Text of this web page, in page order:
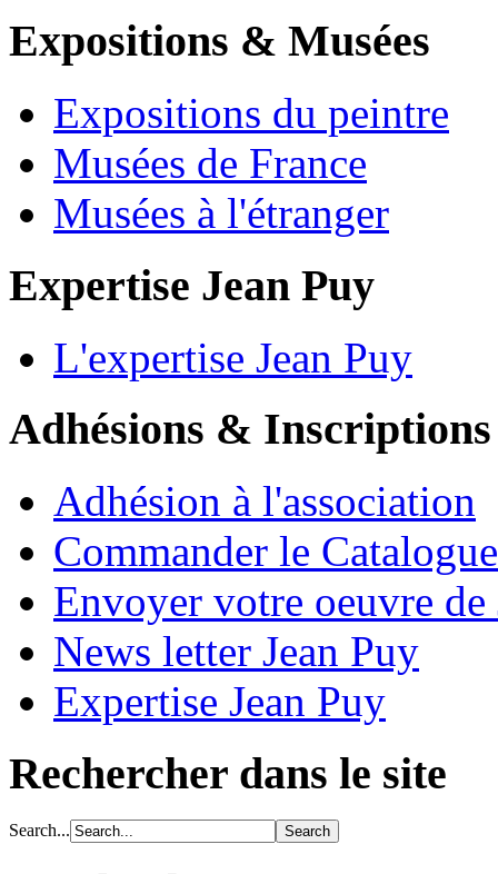
Expositions & Musées
Expositions du peintre
Musées de France
Musées à l'étranger
Expertise Jean Puy
L'expertise Jean Puy
Adhésions & Inscriptions
Adhésion à l'association
Commander le
Envoyer votre oeuvre de
News letter Jean Puy
Expertise Jean Puy
Rechercher dans le site
Search...